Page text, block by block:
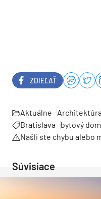
ZDIEĽAŤ
Aktuálne
Architektúra
Bratislava
bytový dom
Našli ste chybu alebo
Súvisiace